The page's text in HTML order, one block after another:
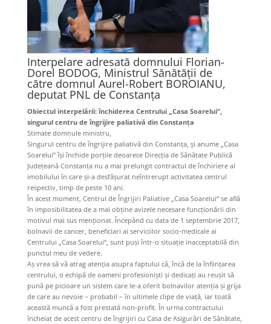
Interpelare adresată domnului Florian-
Dorel BODOG, Ministrul Sănătăţii de
cătredomnul Aurel-Robert BOROIANU,
deputat PNL de Constanța
Obiectul interpelării: închiderea Centrului „Casa Soarelui”,
singurul centru de îngrijire paliativă din Constanţa
Stimate domnule ministru,
Singurul centru de îngrijire paliativă din Constanţa, și anume „Casa
Soarelui” își închide porțile deoarece Direcția de Sănătate Publică
Județeană Constanța nu a mai prelungit contractul de închiriere al
imobilului în care și-a desfășurat neîntrerupt activitatea centrul
respectiv, timp de peste 10 ani.
În acest moment, Centrul de Îngrijiri Paliative „Casa Soarelui“ se află
în imposibilitatea de a mai obține avizele necesare funcționării din
motivul mai sus menționat. Începând cu data de 1 septembrie 2017,
bolnavii de cancer, beneficiari ai serviciilor socio-medicale ai
Centrului „Casa Soarelui“, sunt puși într-o situație inacceptabilă din
punctul meu de vedere.
Aș vrea să vă atrag atenția asupra faptului că, încă de la înființarea
centrului, o echipă de oameni profesioniști și dedicați au reușit să
pună pe picioare un sistem care le-a oferit bolnavilor atenția și grija
de care au nevoie – probabil – în ultimele clipe de viață, iar toată
această muncă a fost prestată non-profit. În urma contractului
încheiat de acest centru de îngrijiri cu Casa de Asigurări de Sănătate,